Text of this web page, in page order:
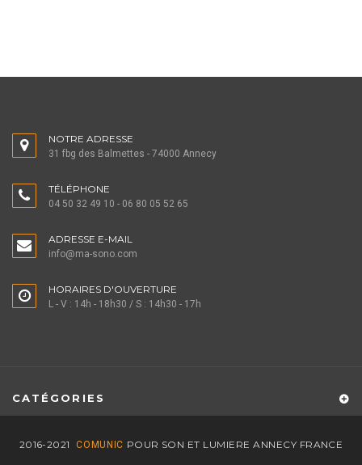
NOTRE ADRESSE
31 fbg des Balmettes - 74000 Annecy
TÉLÉPHONE
04 50 32 49 10 - 06 80 05 52 65
ADRESSE E-MAIL
info@ma-sono.com
HORAIRES D'OUVERTURE
L - V : 14h - 18h30 / S : 14h30 - 17h
CATÉGORIES
2016-2021 COMUNIC POUR SON ET LUMIERE ANNECY FRANCE